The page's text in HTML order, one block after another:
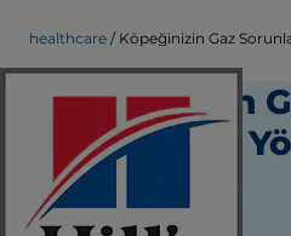
healthcare Köpeğinizin Gaz
Köpeğinizin
Sorunlarını
Sağlık hizmeti
Erin Ollila